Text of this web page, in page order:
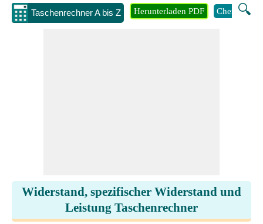
Taschenrechner A bis Z 🔍
Herunterladen PDF Chemie
Widerstand, spezifischer Widerstand und
Leistung Taschenrechner